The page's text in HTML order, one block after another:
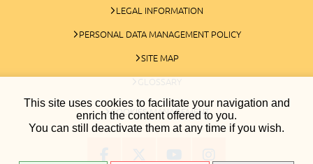
This site uses cookies to facilitate your navigation and
enrich the content offered to you.
You can still deactivate them at any time if you wish.
LEGAL INFORMATION
PERSONAL DATA MANAGEMENT POLICY
SITE MAP
GLOSSARY
COOKIES MANAGEMENT